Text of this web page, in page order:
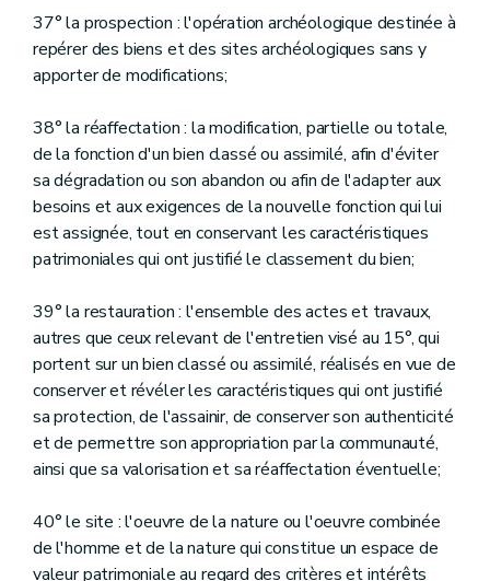
37° la prospection : l'opération archéologique destinée à
repérer des biens et des sites archéologiques sans y
apporter de modifications;
38° la réaffectation : la modification, partielle ou totale,
de la fonction d'un bien classé ou assimilé, afin d'éviter
sa dégradation ou son abandon ou afin de l'adapter aux
besoins et aux exigences de la nouvelle fonction qui lui
est assignée, tout en conservant les caractéristiques
patrimoniales qui ont justifié le classement du bien;
39° la restauration : l'ensemble des actes et travaux,
autres que ceux relevant de l'entretien visé au 15°, qui
portent sur un bien classé ou assimilé, réalisés en vue de
conserver et révéler les caractéristiques qui ont justifié
sa protection, de l'assainir, de conserver son authenticité
et de permettre son appropriation par la communauté,
ainsi que sa valorisation et sa réaffectation éventuelle;
40° le site : l'oeuvre de la nature ou l'oeuvre combinée
de l'homme et de la nature qui constitue un espace de
valeur patrimoniale au regard des critères et intérêts